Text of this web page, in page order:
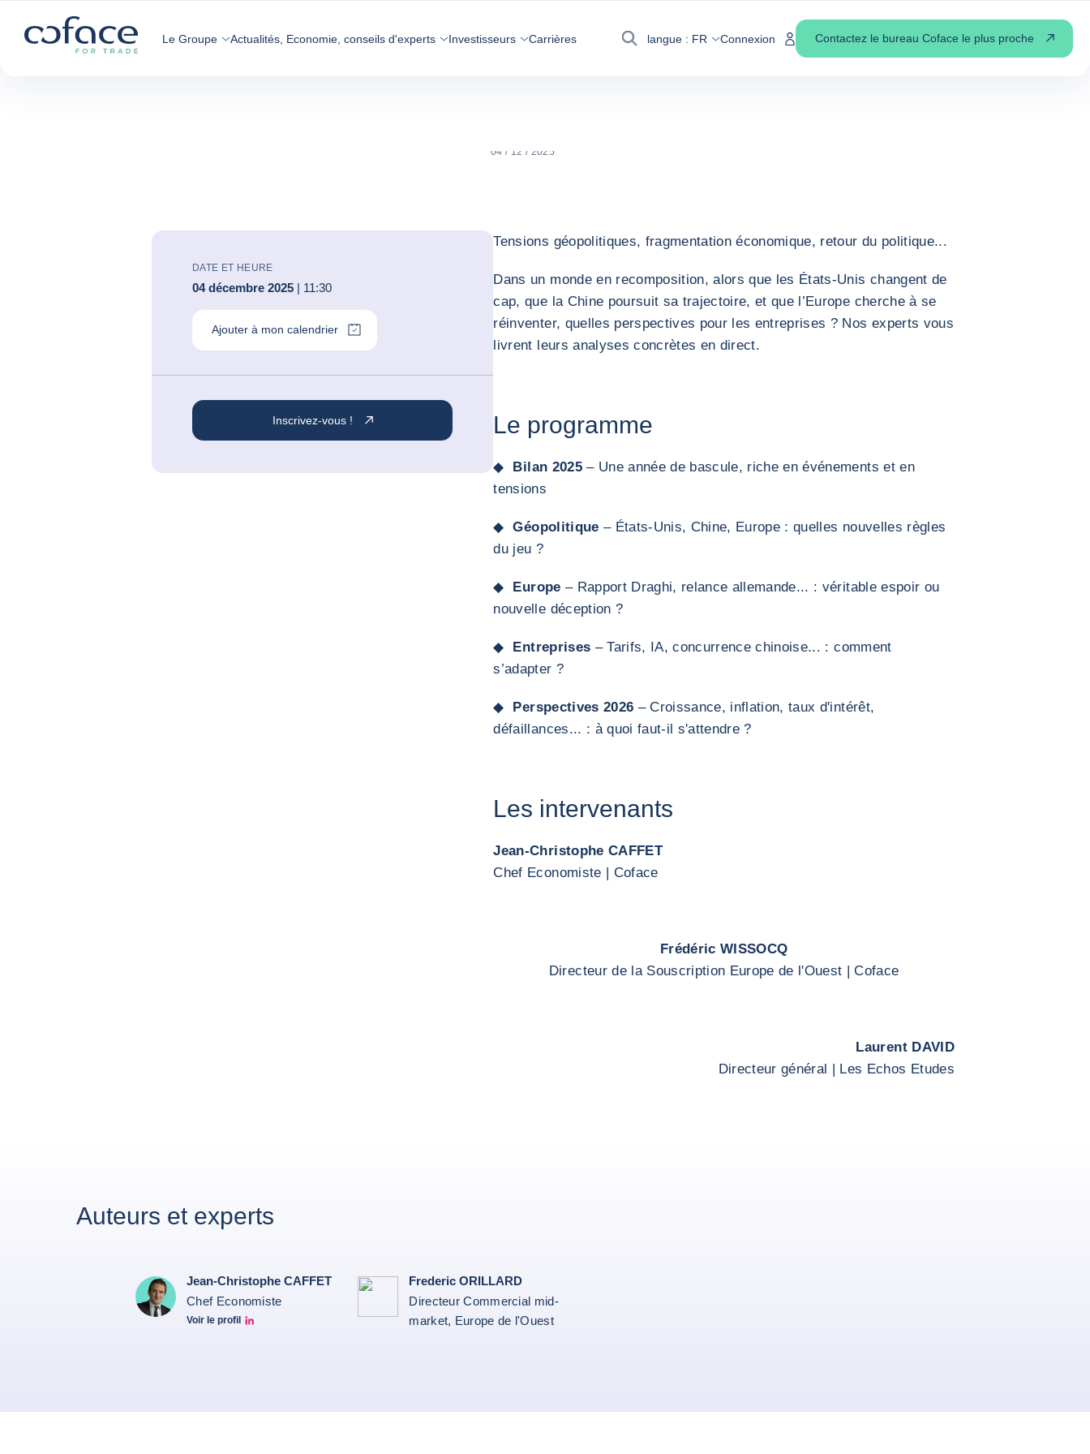
Coface, for Trade - Page d'accueil Groupe Coface
Retour à la page d'accueil
Le Groupe Actualités, Economie, conseils d'experts Investisseurs Carrières
Recherche
langue : FR Connexion Contactez le bureau Coface le plus proche
2026 : L'HEURE DE L'EUROPE A-T-ELLE SONNÉ ?
04 / 12 / 2025
DATE ET HEURE
04 décembre 2025 | 11:30
Ajouter à mon calendrier
Inscrivez-vous !
Tensions géopolitiques, fragmentation économique, retour du politique...
Dans un monde en recomposition, alors que les États-Unis changent de
cap, que la Chine poursuit sa trajectoire, et que l’Europe cherche à se
réinventer, quelles perspectives pour les entreprises ? Nos experts vous
livrent leurs analyses concrètes en direct.
Le programme
◆ Bilan 2025– Une année de bascule, riche en événements et en
tensions
◆Géopolitique – États-Unis, Chine, Europe : quelles nouvelles règles
du jeu ?
◆ Europe – Rapport Draghi, relance allemande... : véritable espoir ou
nouvelle déception ?
◆ Entreprises – Tarifs, IA, concurrence chinoise... : comment
s’adapter ?
◆ Perspectives 2026 – Croissance, inflation, taux d'intérêt,
défaillances... : à quoi faut-il s'attendre ?
Les intervenants
Jean-Christophe CAFFET
Chef Economiste | Coface
Frédéric WISSOCQ
Directeur de la Souscription Europe de l'Ouest | Coface
Laurent DAVID
Directeur général | Les Echos Etudes
Auteurs et experts
Jean-Christophe CAFFET
Chef Economiste
Voir le profil
JCC Linkedin
Frederic ORILLARD
Directeur Commercial mid-
market, Europe de l'Ouest